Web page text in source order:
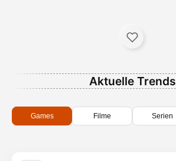
Aktuelle Trends
Games Filme Serien